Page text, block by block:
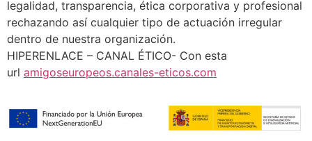
legalidad, transparencia, ética corporativa y profesional
rechazando así cualquier tipo de actuación irregular
dentro de nuestra organización.
HIPERENLACE – CANAL ÉTICO- Con esta
url amigoseuropeos.canales-eticos.com